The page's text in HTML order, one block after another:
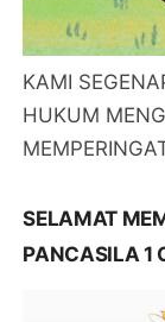
KAMI
HUKUM
SELAMAT
PANCASILA 1